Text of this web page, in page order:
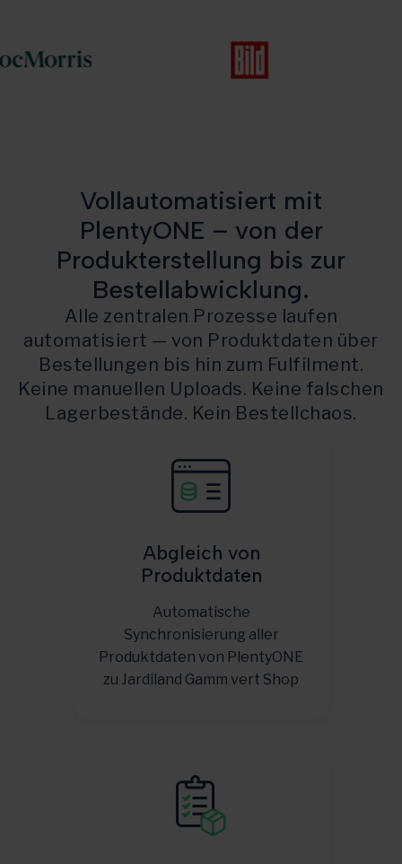
Vollautomatisiert mit
PlentyONE – von der
Produkterstellung bis zur
Bestellabwicklung.
Alle zentralen Prozesse laufen
automatisiert — von Produktdaten über
Bestellungen bis hin zum Fulfilment.
Keine manuellen Uploads. Keine falschen
Lagerbestände. Kein Bestellchaos.
Abgleich von
Produktdaten
Automatische
Synchronisierung aller
Produktdaten von PlentyONE
zu Jardiland Gamm vert Shop